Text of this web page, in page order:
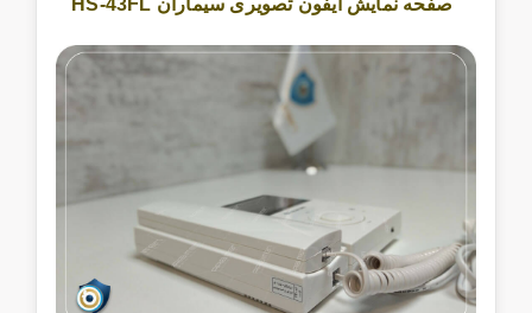
صفحه نمایش آیفون تصویری سیماران HS-43FL